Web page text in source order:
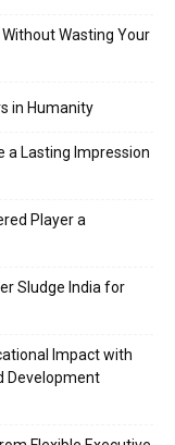
Wasting Your
in Humanity
a Lasting Impression
Player a
Sludge India for
Impact with
Development